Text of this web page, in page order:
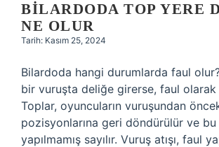
BILARDODA TOP YERE
NE OLUR
Tarih: Kasım 25, 2024
Bilardoda hangi durumlarda faul
bir vuruşta deliğe girerse, faul
Toplar, oyuncuların vuruşundan
pozisyonlarına geri döndürülür ve
yapılmamış sayılır. Vuruş atışı, faul